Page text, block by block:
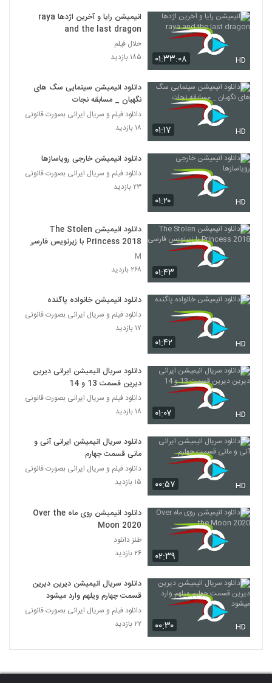
۰۱:۳۳:۰۸ HD
انیمیشن رایا و آخرین اژدها raya
and the last dragon
حلال فیلم
۱۸۵ بازدید
۰۱:۱۷ HD
دانلود انیمیشن سینمایی سگ های
نگهبان _ مسابقه نجات
دانلود فیلم و سریال ایرانی بصورت قانونی
۱۸ بازدید
۰۱:۲۰ HD
دانلود انیمیشن خارجی رویاسازها
دانلود فیلم و سریال ایرانی بصورت قانونی
۲۳ بازدید
۰۱:۴۳
دانلود انیمیشن The Stolen
Princess 2018 با زیرنویس فارسی
M
۲۶۸ بازدید
۰۱:۴۲ HD
دانلود انیمیشن خانواده پاگنده
دانلود فیلم و سریال ایرانی بصورت قانونی
۱۷ بازدید
۰۱:۰۷ HD
دانلود سریال انیمیشن ایرانی دیرین
دیرین قسمت 13 و 14
دانلود فیلم و سریال ایرانی بصورت قانونی
۱۸ بازدید
۰۰:۵۷ HD
دانلود سریال انیمیشن ایرانی آنی و
مانی قسمت جهارم
دانلود فیلم و سریال ایرانی بصورت قانونی
۱۵ بازدید
۰۲:۳۹
دانلود انیمیشن روی ماه Over the
Moon 2020
طنز دانلود
۲۶ بازدید
۰۰:۳۰ HD
دانلود سریال انیمیشن دیرین دیرین
قسمت چهارم ویلهم وارد میشود
دانلود فیلم و سریال ایرانی بصورت قانونی
۲۲ بازدید